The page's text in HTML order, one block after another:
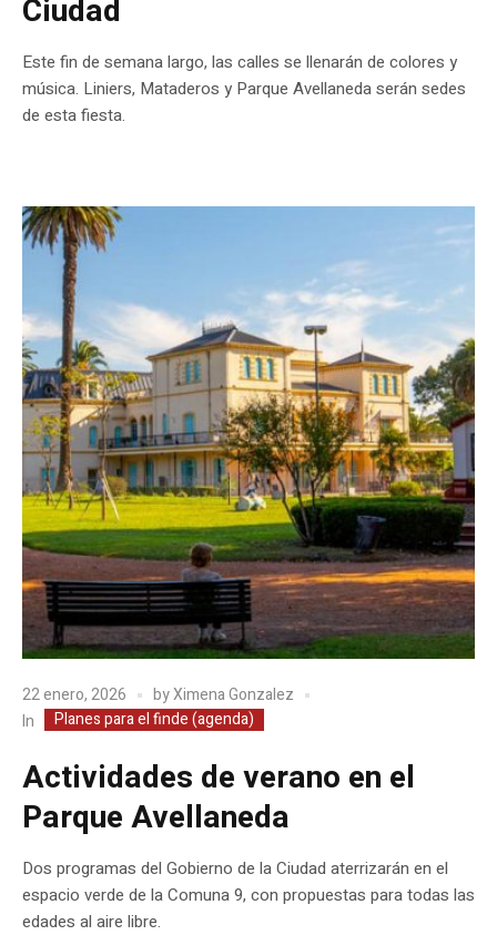
Ciudad
Este fin de semana largo, las calles se llenarán de colores y
música. Liniers, Mataderos y Parque Avellaneda serán sedes
de esta fiesta.
22 enero, 2026 byXimena Gonzalez
In
Planes para el finde (agenda)
Actividades de verano en el
Parque Avellaneda
Dos programas del Gobierno de la Ciudad aterrizarán en el
espacio verde de la Comuna 9, con propuestas para todas las
edades al aire libre.